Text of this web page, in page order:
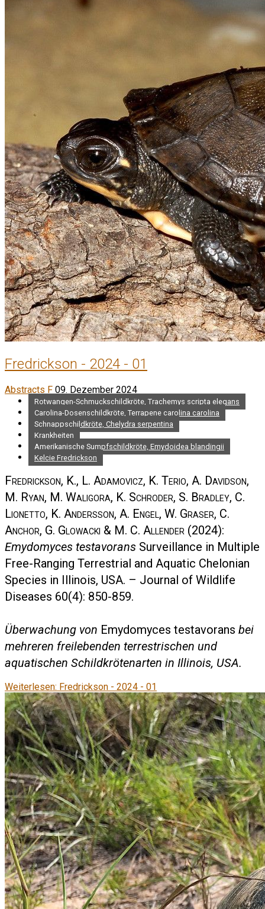
Fredrickson - 2024 - 01
Abstracts F 09. Dezember 2024
Rotwangen-Schmuckschildkröte, Trachemys scripta elegans
Carolina-Dosenschildkröte, Terrapene carolina carolina
Schnappschildkröte, Chelydra serpentina
Krankheiten
Amerikanische Sumpfschildkröte, Emydoidea blandingii
Kelcie Fredrickson
Fredrickson, K., L. Adamovicz, K. Terio, A. Davidson,
M. Ryan, M. Waligora, K. Schroder, S. Bradley, C.
Lionetto, K. Andersson, A. Engel, W. Graser, C.
Anchor, G. Glowacki & M. C. Allender (2024):
Emydomyces testavorans Surveillance in Multiple
Free-Ranging Terrestrial and Aquatic Chelonian
Species in Illinois, USA. – Journal of Wildlife
Diseases 60(4): 850-859.
Überwachung von Emydomyces testavorans bei
mehreren freilebenden terrestrischen und
aquatischen Schildkrötenarten in Illinois, USA.
Weiterlesen: Fredrickson - 2024 - 01